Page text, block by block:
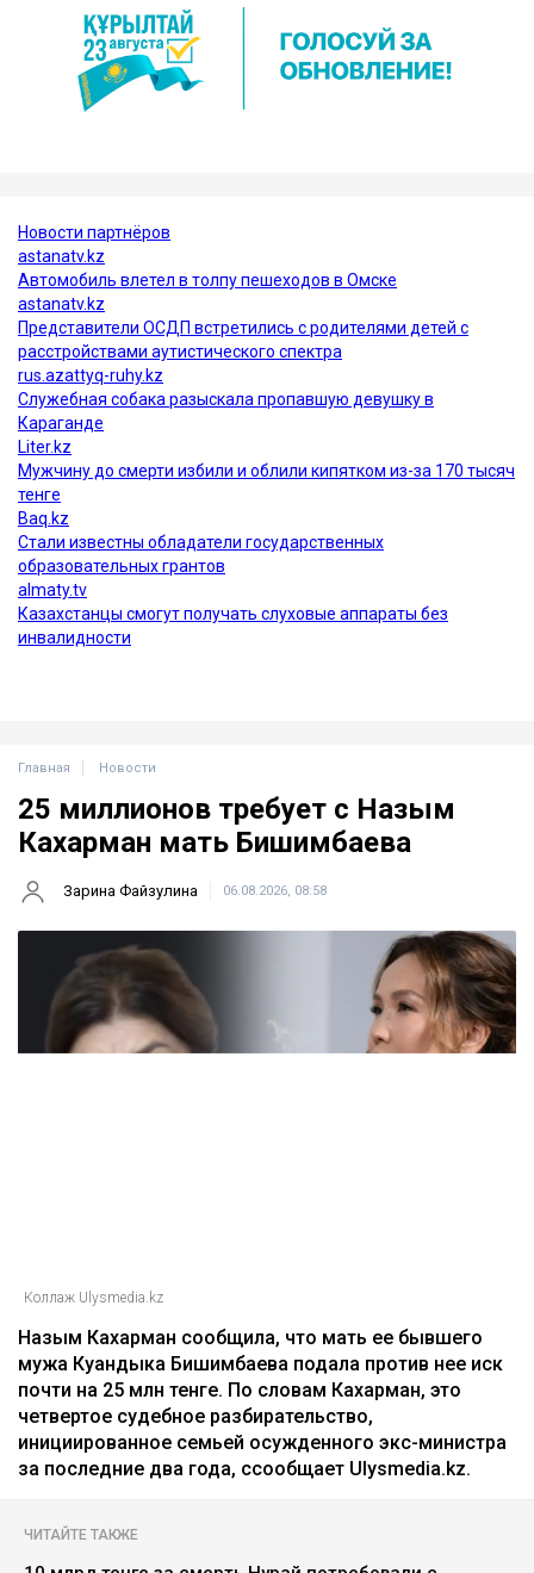
Новости
25 миллионов требует с Назым